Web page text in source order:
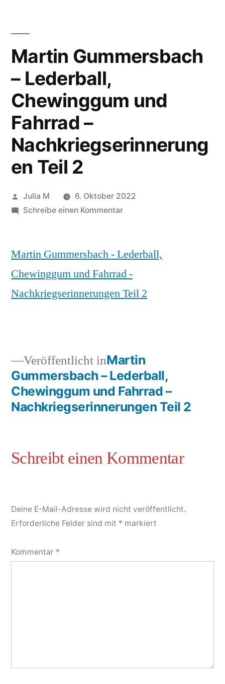
Martin Gummersbach
– Lederball,
Chewinggum und
Fahrrad –
Nachkriegserinnerung
en Teil 2
Julia M
6. Oktober 2022
Schreibe einen Kommentar
Martin Gummersbach - Lederball,
Chewinggum und Fahrrad -
Nachkriegserinnerungen Teil 2
Veröffentlicht inMartin
Gummersbach – Lederball,
Chewinggum und Fahrrad –
Nachkriegserinnerungen Teil 2
Deine E-Mail-Adresse wird nicht veröffentlicht.
Erforderliche Felder sind mit * markiert
Kommentar *